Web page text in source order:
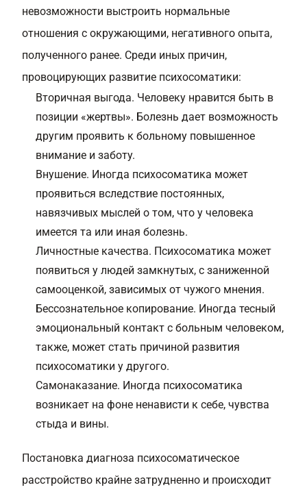
невозможности выстроить нормальные
отношения с окружающими, негативного опыта,
полученного ранее. Среди иных причин,
провоцирующих развитие психосоматики:
Вторичная выгода. Человеку нравится быть в
позиции «жертвы». Болезнь дает возможность
другим проявить к больному повышенное
внимание и заботу.
Внушение. Иногда психосоматика может
проявиться вследствие постоянных,
навязчивых мыслей о том, что у человека
имеется та или иная болезнь.
Личностные качества. Психосоматика может
появиться у людей замкнутых, с заниженной
самооценкой, зависимых от чужого мнения.
Бессознательное копирование. Иногда тесный
эмоциональный контакт с больным человеком,
также, может стать причиной развития
психосоматики у другого.
Самонаказание. Иногда психосоматика
возникает на фоне ненависти к себе, чувства
стыда и вины.
Постановка диагноза психосоматическое
расстройство крайне затрудненно и происходит